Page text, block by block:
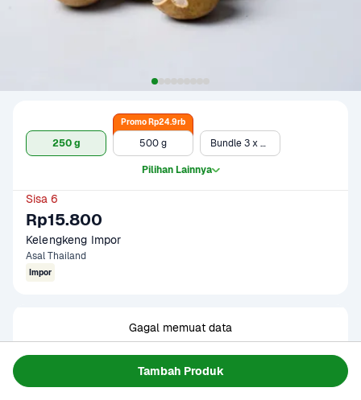
Tambah Produk
250 g 500 g
Promo Rp24.9rb
Bundle 3 x 250 gr
Pilihan Lainnya
Sisa 6
Rp15.800
Kelengkeng Impor
Asal Thailand
Impor
Gagal memuat data